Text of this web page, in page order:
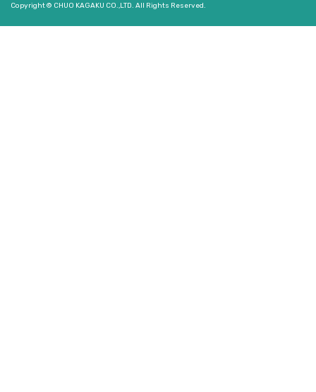
Copyright © CHUO KAGAKU CO.,LTD. All Rights Reserved.